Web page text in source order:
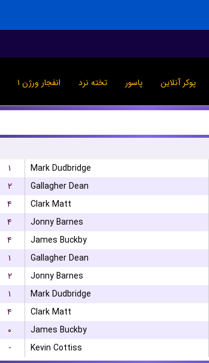
پوکر آنلاین پاسور تخته نرد انفجار ورژن ۱
۱ Mark Dudbridge
۲ Gallagher Dean
۴ Clark Matt
۴ Jonny Barnes
۴ James Buckby
۱ Gallagher Dean
۲ Jonny Barnes
۱ Mark Dudbridge
۴ Clark Matt
۰ James Buckby
- Kevin Cottiss